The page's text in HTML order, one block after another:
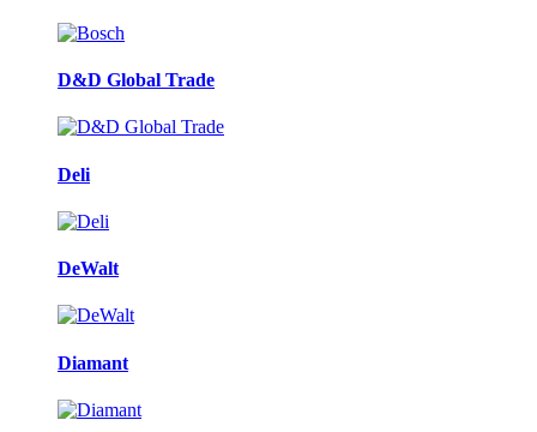
D&D Global Trade
Deli
DeWalt
Diamant